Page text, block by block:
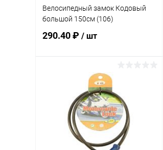
Велосипедный замок Кодовый
большой 150см (106)
290.40 ₽ / шт
В корзину
Купить в 1 клик Сравнение
В избранное В наличии